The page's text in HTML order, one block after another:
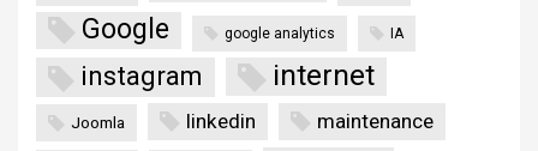
Google google analytics IA
instagram internet
Joomla linkedin maintenance